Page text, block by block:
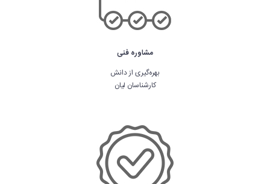
مشاوره فنی
بهره‌گیری از دانش
کارشناسان لیان